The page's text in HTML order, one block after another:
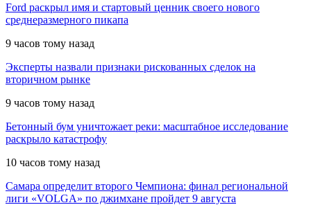
Ford раскрыл имя и стартовый ценник своего нового
среднеразмерного пикапа
9 часов тому назад
Эксперты назвали признаки рискованных сделок на
вторичном рынке
9 часов тому назад
Бетонный бум уничтожает реки: масштабное исследование
раскрыло катастрофу
10 часов тому назад
Самара определит второго Чемпиона: финал региональной
лиги «VOLGA» по джимхане пройдет 9 августа